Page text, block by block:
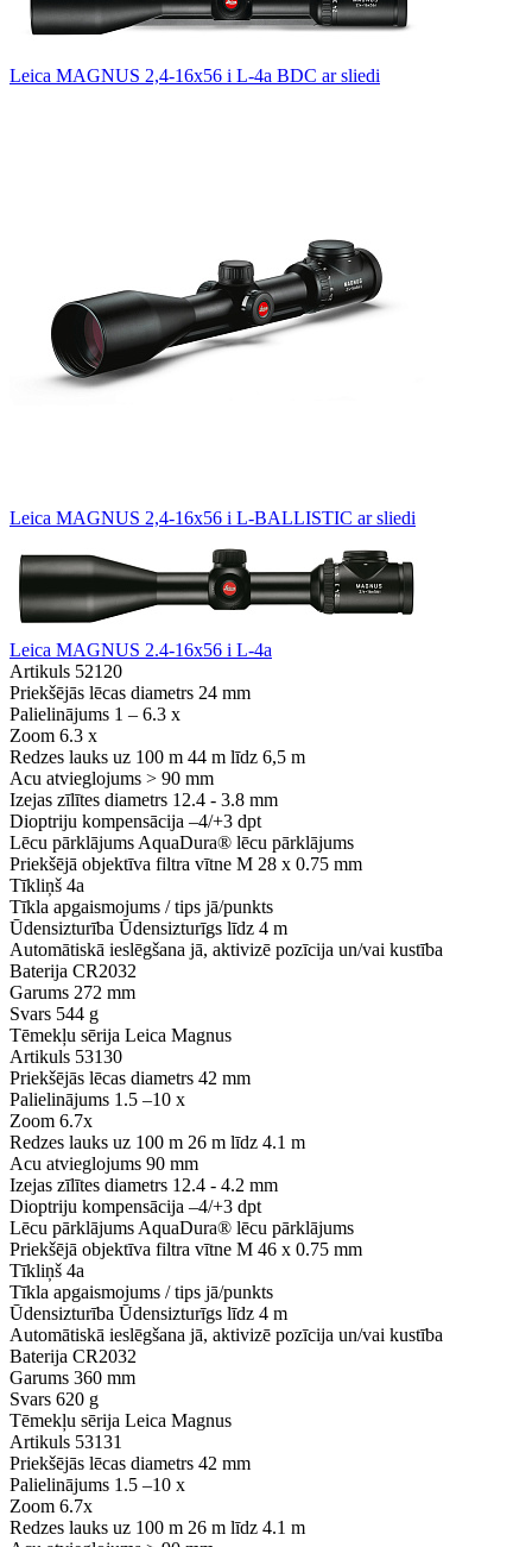
Leica MAGNUS 2,4-16x56 i L-4a BDC ar sliedi
Leica MAGNUS 2,4-16x56 i L-BALLISTIC ar sliedi
Leica MAGNUS 2.4-16x56 i L-4a
Artikuls 52120
Priekšējās lēcas diametrs 24 mm
Palielinājums 1 – 6.3 x
Zoom 6.3 x
Redzes lauks uz 100 m 44 m līdz 6,5 m
Acu atvieglojums > 90 mm
Izejas zīlītes diametrs 12.4 - 3.8 mm
Dioptriju kompensācija –4/+3 dpt
Lēcu pārklājums AquaDura® lēcu pārklājums
Priekšējā objektīva filtra vītne M 28 x 0.75 mm
Tīkliņš 4a
Tīkla apgaismojums / tips jā/punkts
Ūdensizturība Ūdensizturīgs līdz 4 m
Automātiskā ieslēgšana jā, aktivizē pozīcija un/vai kustība
Baterija CR2032
Garums 272 mm
Svars 544 g
Tēmekļu sērija Leica Magnus
Artikuls 53130
Priekšējās lēcas diametrs 42 mm
Palielinājums 1.5 –10 x
Zoom 6.7x
Redzes lauks uz 100 m 26 m līdz 4.1 m
Acu atvieglojums 90 mm
Izejas zīlītes diametrs 12.4 - 4.2 mm
Dioptriju kompensācija –4/+3 dpt
Lēcu pārklājums AquaDura® lēcu pārklājums
Priekšējā objektīva filtra vītne M 46 x 0.75 mm
Tīkliņš 4a
Tīkla apgaismojums / tips jā/punkts
Ūdensizturība Ūdensizturīgs līdz 4 m
Automātiskā ieslēgšana jā, aktivizē pozīcija un/vai kustība
Baterija CR2032
Garums 360 mm
Svars 620 g
Tēmekļu sērija Leica Magnus
Artikuls 53131
Priekšējās lēcas diametrs 42 mm
Palielinājums 1.5 –10 x
Zoom 6.7x
Redzes lauks uz 100 m 26 m līdz 4.1 m